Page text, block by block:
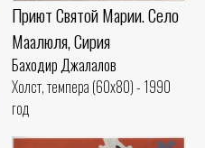
Приют Святой Марии. Село
Маалюля, Сирия
Баходир Джалалов
Холст, темпера (60x80) - 1990
год